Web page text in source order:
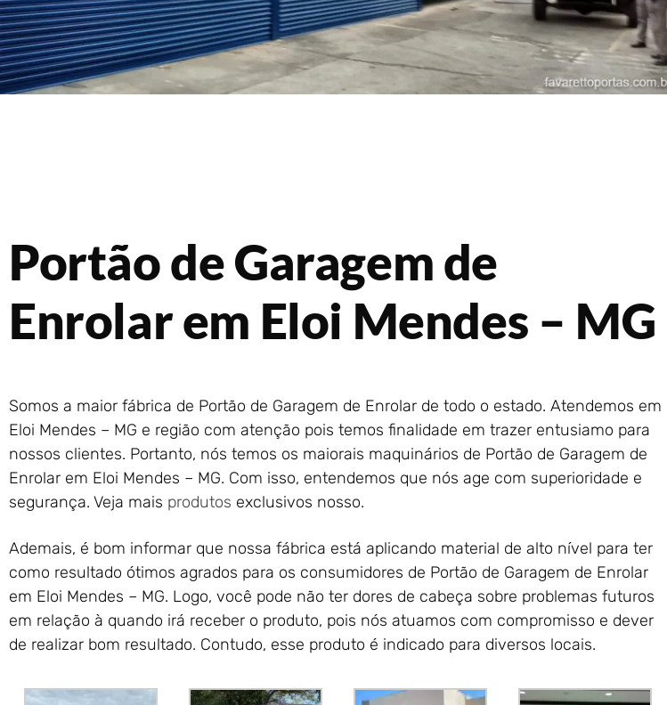
Portão de Garagem de
Enrolar em Eloi Mendes – MG
Somos a maior fábrica de Portão de Garagem de Enrolar de todo o estado. Atendemos em
Eloi Mendes – MG e região com atenção pois temos finalidade em trazer entusiamo para
nossos clientes. Portanto, nós temos os maiorais maquinários de Portão de Garagem de
Enrolar em Eloi Mendes – MG. Com isso, entendemos que nós age com superioridade e
segurança. Veja mais produtos exclusivos nosso.
Ademais, é bom informar que nossa fábrica está aplicando material de alto nível para ter
como resultado ótimos agrados para os consumidores de Portão de Garagem de Enrolar
em Eloi Mendes – MG. Logo, você pode não ter dores de cabeça sobre problemas futuros
em relação à quando irá receber o produto, pois nós atuamos com compromisso e dever
de realizar bom resultado. Contudo, esse produto é indicado para diversos locais.